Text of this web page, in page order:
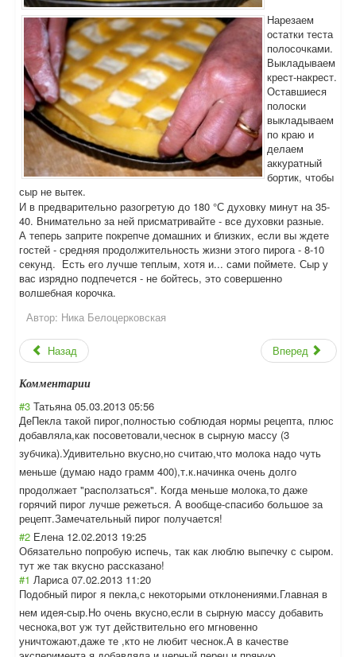
Нарезаем
остатки теста
полосочками.
Выкладываем
крест-накрест.
Оставшиеся
полоски
выкладываем
по краю и
делаем
аккуратный
бортик, чтобы
сыр не вытек.
И в предварительно разогретую до 180 °С духовку минут на 35-
40. Внимательно за ней присматривайте - все духовки разные.
А теперь заприте покрепче домашних и близких, если вы ждете
гостей - средняя продолжительность жизни этого пирога - 8-10
секунд. Есть его лучше теплым, хотя и... сами поймете. Сыр у
вас изрядно подпечется - не бойтесь, это совершенно
волшебная корочка.
Автор: Ника Белоцерковская
Назад Вперед
Комментарии
#3 Татьяна 05.03.2013 05:56
ДеПекла такой пирог,полностью соблюдая нормы рецепта, плюс
добавляла,как посоветовали,чеснок в сырную массу (3
зубчика).Удивительно вкусно,но считаю,что молока надо чуть
меньше (думаю надо грамм 400),т.к.начинка очень долго
продолжает "расползаться". Когда меньше молока,то даже
горячий пирог лучше режеться. А вообще-спасибо большое за
рецепт.Замечательный пирог получается!
#2 Елена 12.02.2013 19:25
Обязательно попробую испечь, так как люблю выпечку с сыром.
тут же так вкусно рассказано!
#1 Лариса 07.02.2013 11:20
Подобный пирог я пекла,с некоторыми отклонениями.Главная в
нем идея-сыр.Но очень вкусно,если в сырную массу добавить
чеснока,вот уж тут действительно его мгновенно
уничтожают,даже те ,кто не любит чеснок.А в качестве